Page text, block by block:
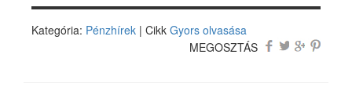
Kategória: Pénzhírek | Cikk Gyors olvasása
MEGOSZTÁS